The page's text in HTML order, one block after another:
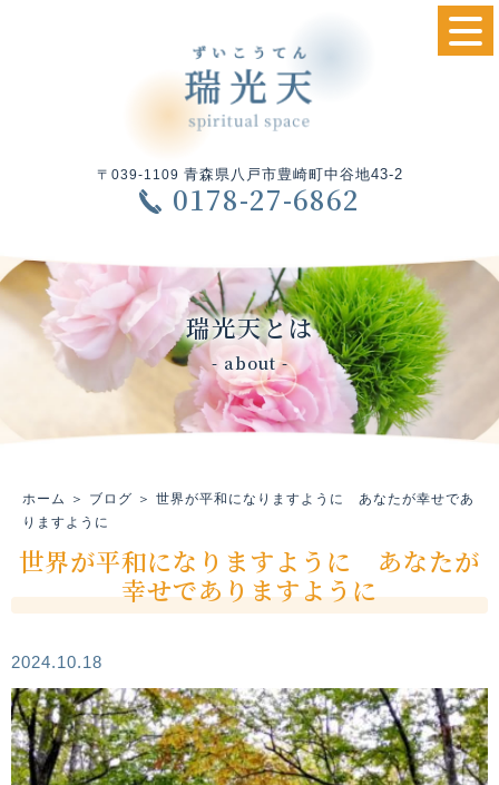
〒039-1109 青森県八戸市豊崎町中谷地43-2
0178-27-6862
瑞光天とは
- about -
ホーム
＞ ブログ ＞ 世界が平和になりますように あなたが幸せであ
りますように
世界が平和になりますように あなたが
幸せでありますように
2024.10.18